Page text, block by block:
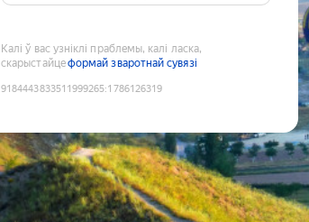
Калі ў вас узніклі праблемы, калі ласка,
скарыстайцеформай зваротнай сувязі
9184443833511999265:1786126319